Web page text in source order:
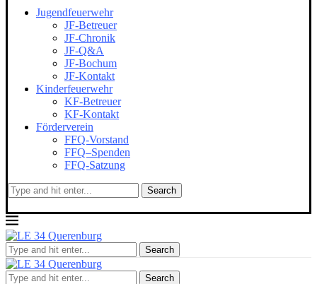
Jugendfeuerwehr
JF-Betreuer
JF-Chronik
JF-Q&A
JF-Bochum
JF-Kontakt
Kinderfeuerwehr
KF-Betreuer
KF-Kontakt
Förderverein
FFQ-Vorstand
FFQ–Spenden
FFQ-Satzung
Search
Search
Search